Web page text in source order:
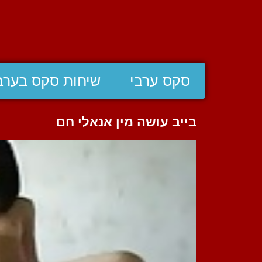
סקס ערבי שיחות סקס
בייב עושה מין אנאלי חם